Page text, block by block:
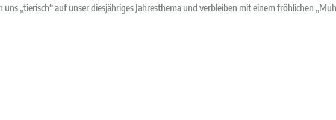
uns „tierisch“ auf unser diesjähriges Jahresthema und verbleiben mit einem fröhlichen